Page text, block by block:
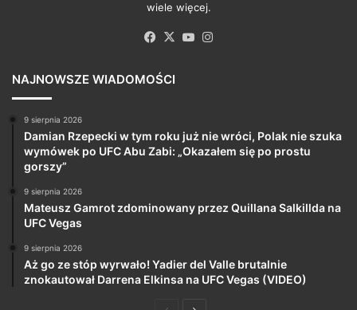
wiele więcej.
Facebook
X YouTube
NAJNOWSZE WIADOMOŚCI
9 sierpnia 2026
Damian Rzepecki w tym roku już nie wróci, Polak nie szuka
wymówek po UFC Abu Zabi: „Okazałem się po prostu
gorszy”
9 sierpnia 2026
Mateusz Gamrot zdominowany przez Quillana Salkillda na
UFC Vegas
9 sierpnia 2026
Aż go ze stóp wyrwało! Yadier del Valle brutalnie
znokautował Darrena Elkinsa na UFC Vegas (VIDEO)